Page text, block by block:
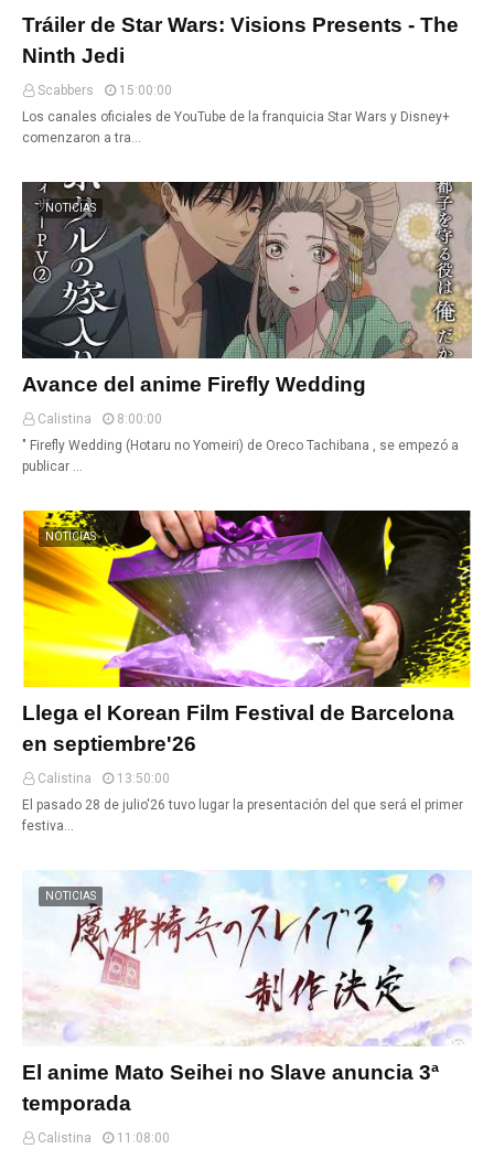
Tráiler de Star Wars: Visions Presents - The
Ninth Jedi
Scabbers
15:00:00
Los canales oficiales de YouTube de la franquicia Star Wars y Disney+
comenzaron a tra…
NOTICIAS
Avance del anime Firefly Wedding
Calistina
8:00:00
" Firefly Wedding (Hotaru no Yomeiri) de Oreco Tachibana , se empezó a
publicar …
NOTICIAS
Llega el Korean Film Festival de Barcelona
en septiembre'26
Calistina
13:50:00
El pasado 28 de julio'26 tuvo lugar la presentación del que será el primer
festiva…
NOTICIAS
El anime Mato Seihei no Slave anuncia 3ª
temporada
Calistina
11:08:00